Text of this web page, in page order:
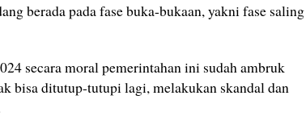
berada pada fase buka-bukaan, yakni fase saling
secara moral pemerintahan ini sudah ambruk
bisa ditutup-tutupi lagi, melakukan skandal dan